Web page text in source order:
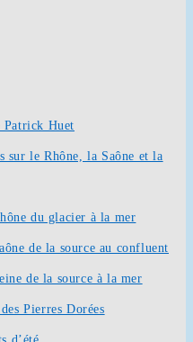
Patrick Huet
sur le Rhône, la Saône et la
du glacier à la mer
de la source au confluent
de la source à la mer
Pierres Dorées